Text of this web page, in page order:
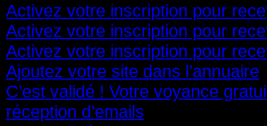
Activez votre inscription pour
Activez votre inscription pour
Activez votre inscription pour
Ajoutez votre site dans l’annuaire
C’est validé ! Votre voyance
réception d’emails